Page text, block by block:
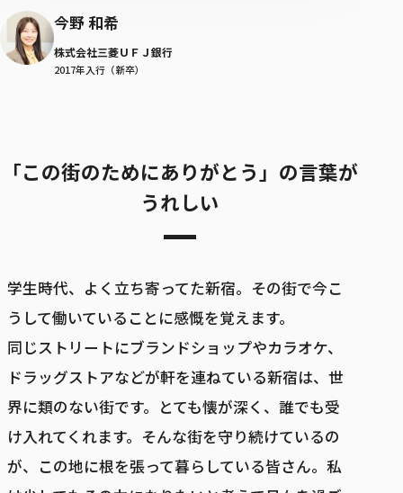
今野 和希
株式会社三菱ＵＦＪ銀行
2017年入行（新卒）
「この街のためにありがとう」の言葉が
うれしい
学生時代、よく立ち寄ってた新宿。その街で今こ
うして働いていることに感慨を覚えます。
同じストリートにブランドショップやカラオケ、
ドラッグストアなどが軒を連ねている新宿は、世
界に類のない街です。とても懐が深く、誰でも受
け入れてくれます。そんな街を守り続けているの
が、この地に根を張って暮らしている皆さん。私